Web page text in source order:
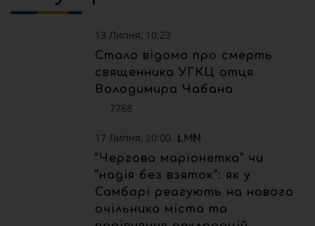
13 Липня, 10:23
Стало відомо про смерть
священника УГКЦ отця
Володимира Чабана
7768
17 Липня, 20:00
“Чергова маріонетка” чи
“надія без взяток”: як у
Самборі реагують на нового
очільника міста та